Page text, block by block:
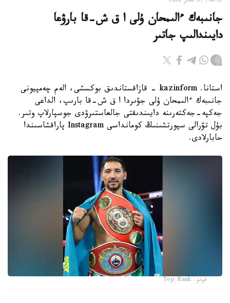
جانىبەك ءالىمحان ۇلى ا ق ش-قا بارۋعا
دايىندالىپ جاتىر
استانا. kazinform - قازاقستاندىق بوكسشى، الەم چەمپيونى
جانىبەك ءالىمحان ۇلى جۋىردا ا ق ش-قا بارىپ، الداعى
جەكپە-جەكتەرىنە دايىندىقتى جالعاستىرۋدى جوسپارلاپ وتىر.
بۇل تۋرالى سپورتشىنىڭ كومانداسى Instagram پاراقشاسىندا
حابارلادى.
فوتو: Top Rank